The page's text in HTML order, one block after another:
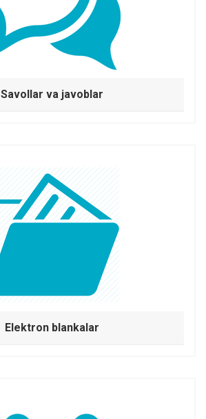
Savollar va javoblar
Elektron blankalar